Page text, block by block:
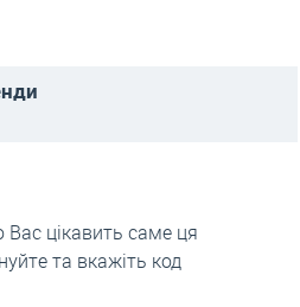
цікавить саме ця
та вкажіть код